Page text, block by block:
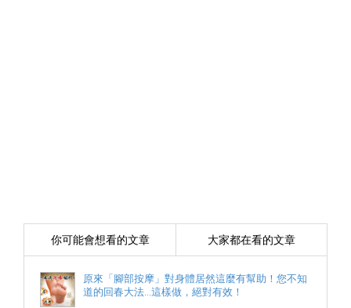
你可能會想看的文章 大家都在看的文章
原來「腳部按摩」對身體居然這麼有幫助！您不知
道的回春大法...這樣做，絕對有效！